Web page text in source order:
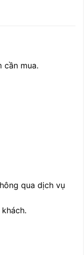
cần mua.
qua dịch vụ